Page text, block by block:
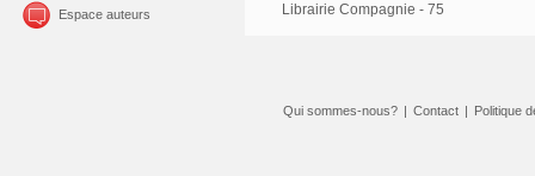
Espace auteurs
Librairie Compagnie - 75
Qui sommes-nous? | Contact | Politique